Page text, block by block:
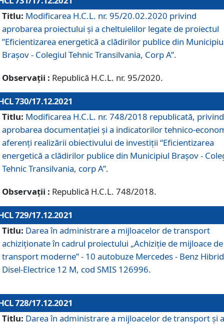
Titlu: Modificarea H.C.L. nr. 95/20.02.2020 privind
aprobarea proiectului și a cheltuielilor legate de proiectul
”Eficientizarea energetică a clădirilor publice din
Brașov - Colegiul Tehnic Transilvania, Corp A”.
Observații : Republică H.C.L. nr. 95/2020.
730/17.12.2021
Titlu: Modificarea H.C.L. nr. 748/2018 republicată, privind
aprobarea documentației și a indicatorilor tehnico-
aferenți realizării obiectivului de investiții “Eficientizarea
energetică a clădirilor publice din Municipiul Brașov -
Tehnic Transilvania, corp A”.
Observații : Republică H.C.L. 748/2018.
729/17.12.2021
Titlu: Darea în administrare a mijloacelor de transport
achiziționate în cadrul proiectului „Achiziţie de mijloace de
transport moderne” - 10 autobuze Mercedes - Benz Hibrid
Disel-Electrice 12 M, cod SMIS 126996.
728/17.12.2021
Titlu: Darea în administrare a mijloacelor de transport și a